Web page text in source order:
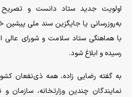
اولویت جدید ستاد دانست و
به‌روزرسانی یا جایگزین سند ملی
با هماهنگی ستاد سلامت و شورای عالی
رسیده و ابلاغ شود.
به گفته رضایی زاده، همه ذی‌نفعان
نمایندگان چندین وزارتخانه، سازمان